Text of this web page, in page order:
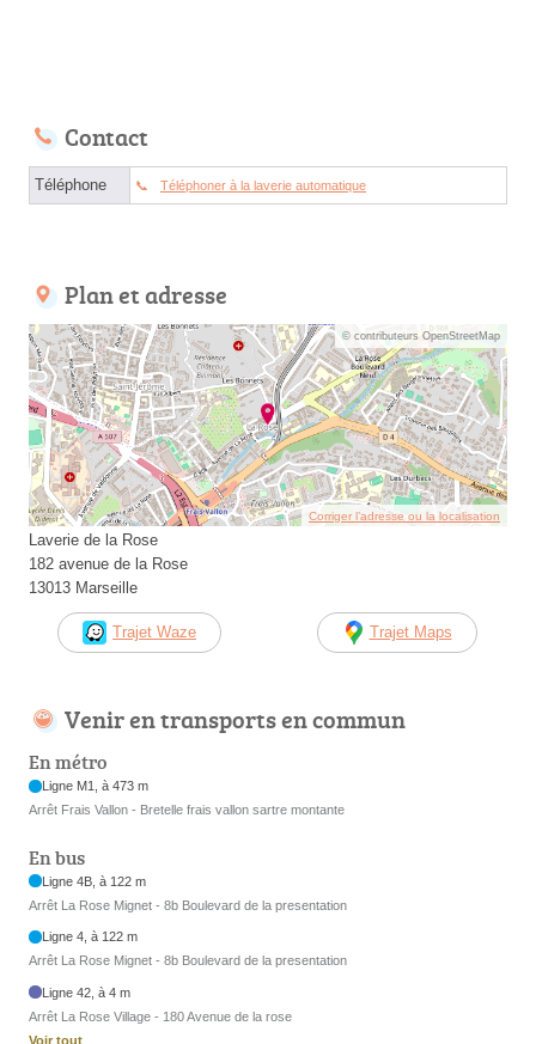
Contact
Téléphone Téléphoner à la laverie automatique
Plan et adresse
© contributeurs OpenStreetMap
Corriger l’adresse ou la localisation
Laverie de la Rose
182 avenue de la Rose
13013 Marseille
Trajet Waze Trajet Maps
Venir en transports en commun
En métro
Ligne M1, à 473 m
Arrêt Frais Vallon - Bretelle frais vallon sartre montante
En bus
Ligne 4B, à 122 m
Arrêt La Rose Mignet - 8b Boulevard de la presentation
Ligne 4, à 122 m
Arrêt La Rose Mignet - 8b Boulevard de la presentation
Ligne 42, à 4 m
Arrêt La Rose Village - 180 Avenue de la rose
Voir tout